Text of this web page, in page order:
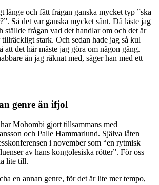
länge och fått frågan ganska mycket typ ”ska
Så det var ganska mycket sånt. Då låste jag
frågan vad det handlar om och det är
stark. Och sedan hade jag så kul
att det här måste jag göra om någon gång.
än jag räknat med, säger han med ett
genre än ifjol
har Mohombi gjort tillsammans med
och Palle Hammarlund. Själva låten
i november som “en rytmisk
av hans kongolesiska rötter”. För oss
lite till.
en annan genre, för det är lite mer tempo,